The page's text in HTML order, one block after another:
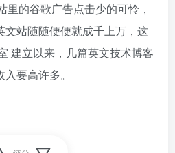
的谷歌广告点击少的可怜，
文站随随便便就成千上万，这
建立以来，几篇英文技术博客
要高许多。